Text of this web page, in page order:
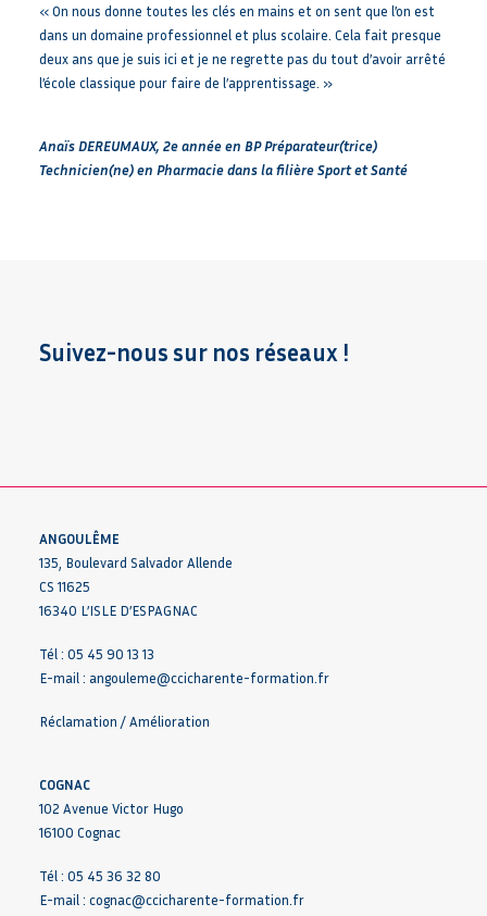
« On nous donne toutes les clés en mains et on sent que l’on est
dans un domaine professionnel et plus scolaire. Cela fait presque
deux ans que je suis ici et je ne regrette pas du tout d’avoir arrêté
l’école classique pour faire de l’apprentissage. »
Anaïs DEREUMAUX, 2e année en BP Préparateur(trice)
Technicien(ne) en Pharmacie dans la filière Sport et Santé
Suivez-nous sur nos réseaux !
ANGOULÊME
135, Boulevard Salvador Allende
CS 11625
16340 L’ISLE D’ESPAGNAC
Tél : 05 45 90 13 13
E-mail : angouleme@ccicharente-formation.fr
Réclamation / Amélioration
COGNAC
102 Avenue Victor Hugo
16100 Cognac
Tél : 05 45 36 32 80
E-mail : cognac@ccicharente-formation.fr